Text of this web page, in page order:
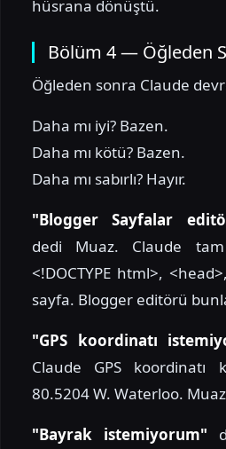
hüsrana dönüştü.
Bölüm 4 — Öğleden
Öğleden sonra Claude
Daha mı iyi? Bazen.
Daha mı kötü? Bazen.
Daha mı sabırlı? Hayır.
"Blogger Sayfalar
dedi Muaz. Claude
<!DOCTYPE html>,
sayfa. Blogger editörü
"GPS koordinatı
Claude GPS koordinatı
80.5204 W. Waterloo.
"Bayrak istemiyorum"